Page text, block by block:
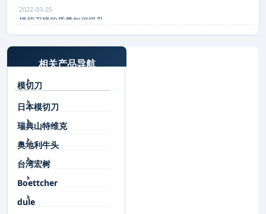
2022-03-25
模切刀模的质量如何提升
相关产品导航
模切刀
日本模切刀
瑞典山特维克
奥地利牛头
台湾宏树
Boettcher
dule